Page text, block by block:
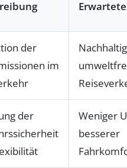
der
im
der
Weniger
besserer